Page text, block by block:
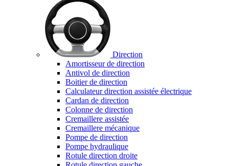
Direction
Amortisseur de direction
Antivol de direction
Boitier de direction
Calculateur direction assistée électrique
Cardan de direction
Colonne de direction
Cremaillere assistée
Cremaillere mécanique
Pompe de direction
Pompe hydraulique
Rotule direction droite